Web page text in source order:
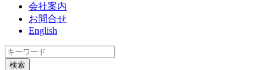
会社案内
お問合せ
English
検索